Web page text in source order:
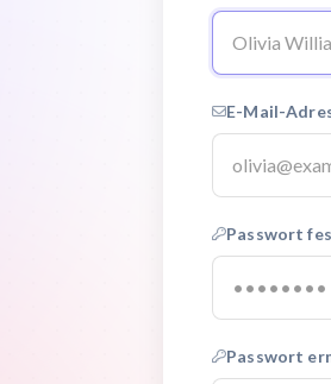
E-Mail-
Passwort
Passwort